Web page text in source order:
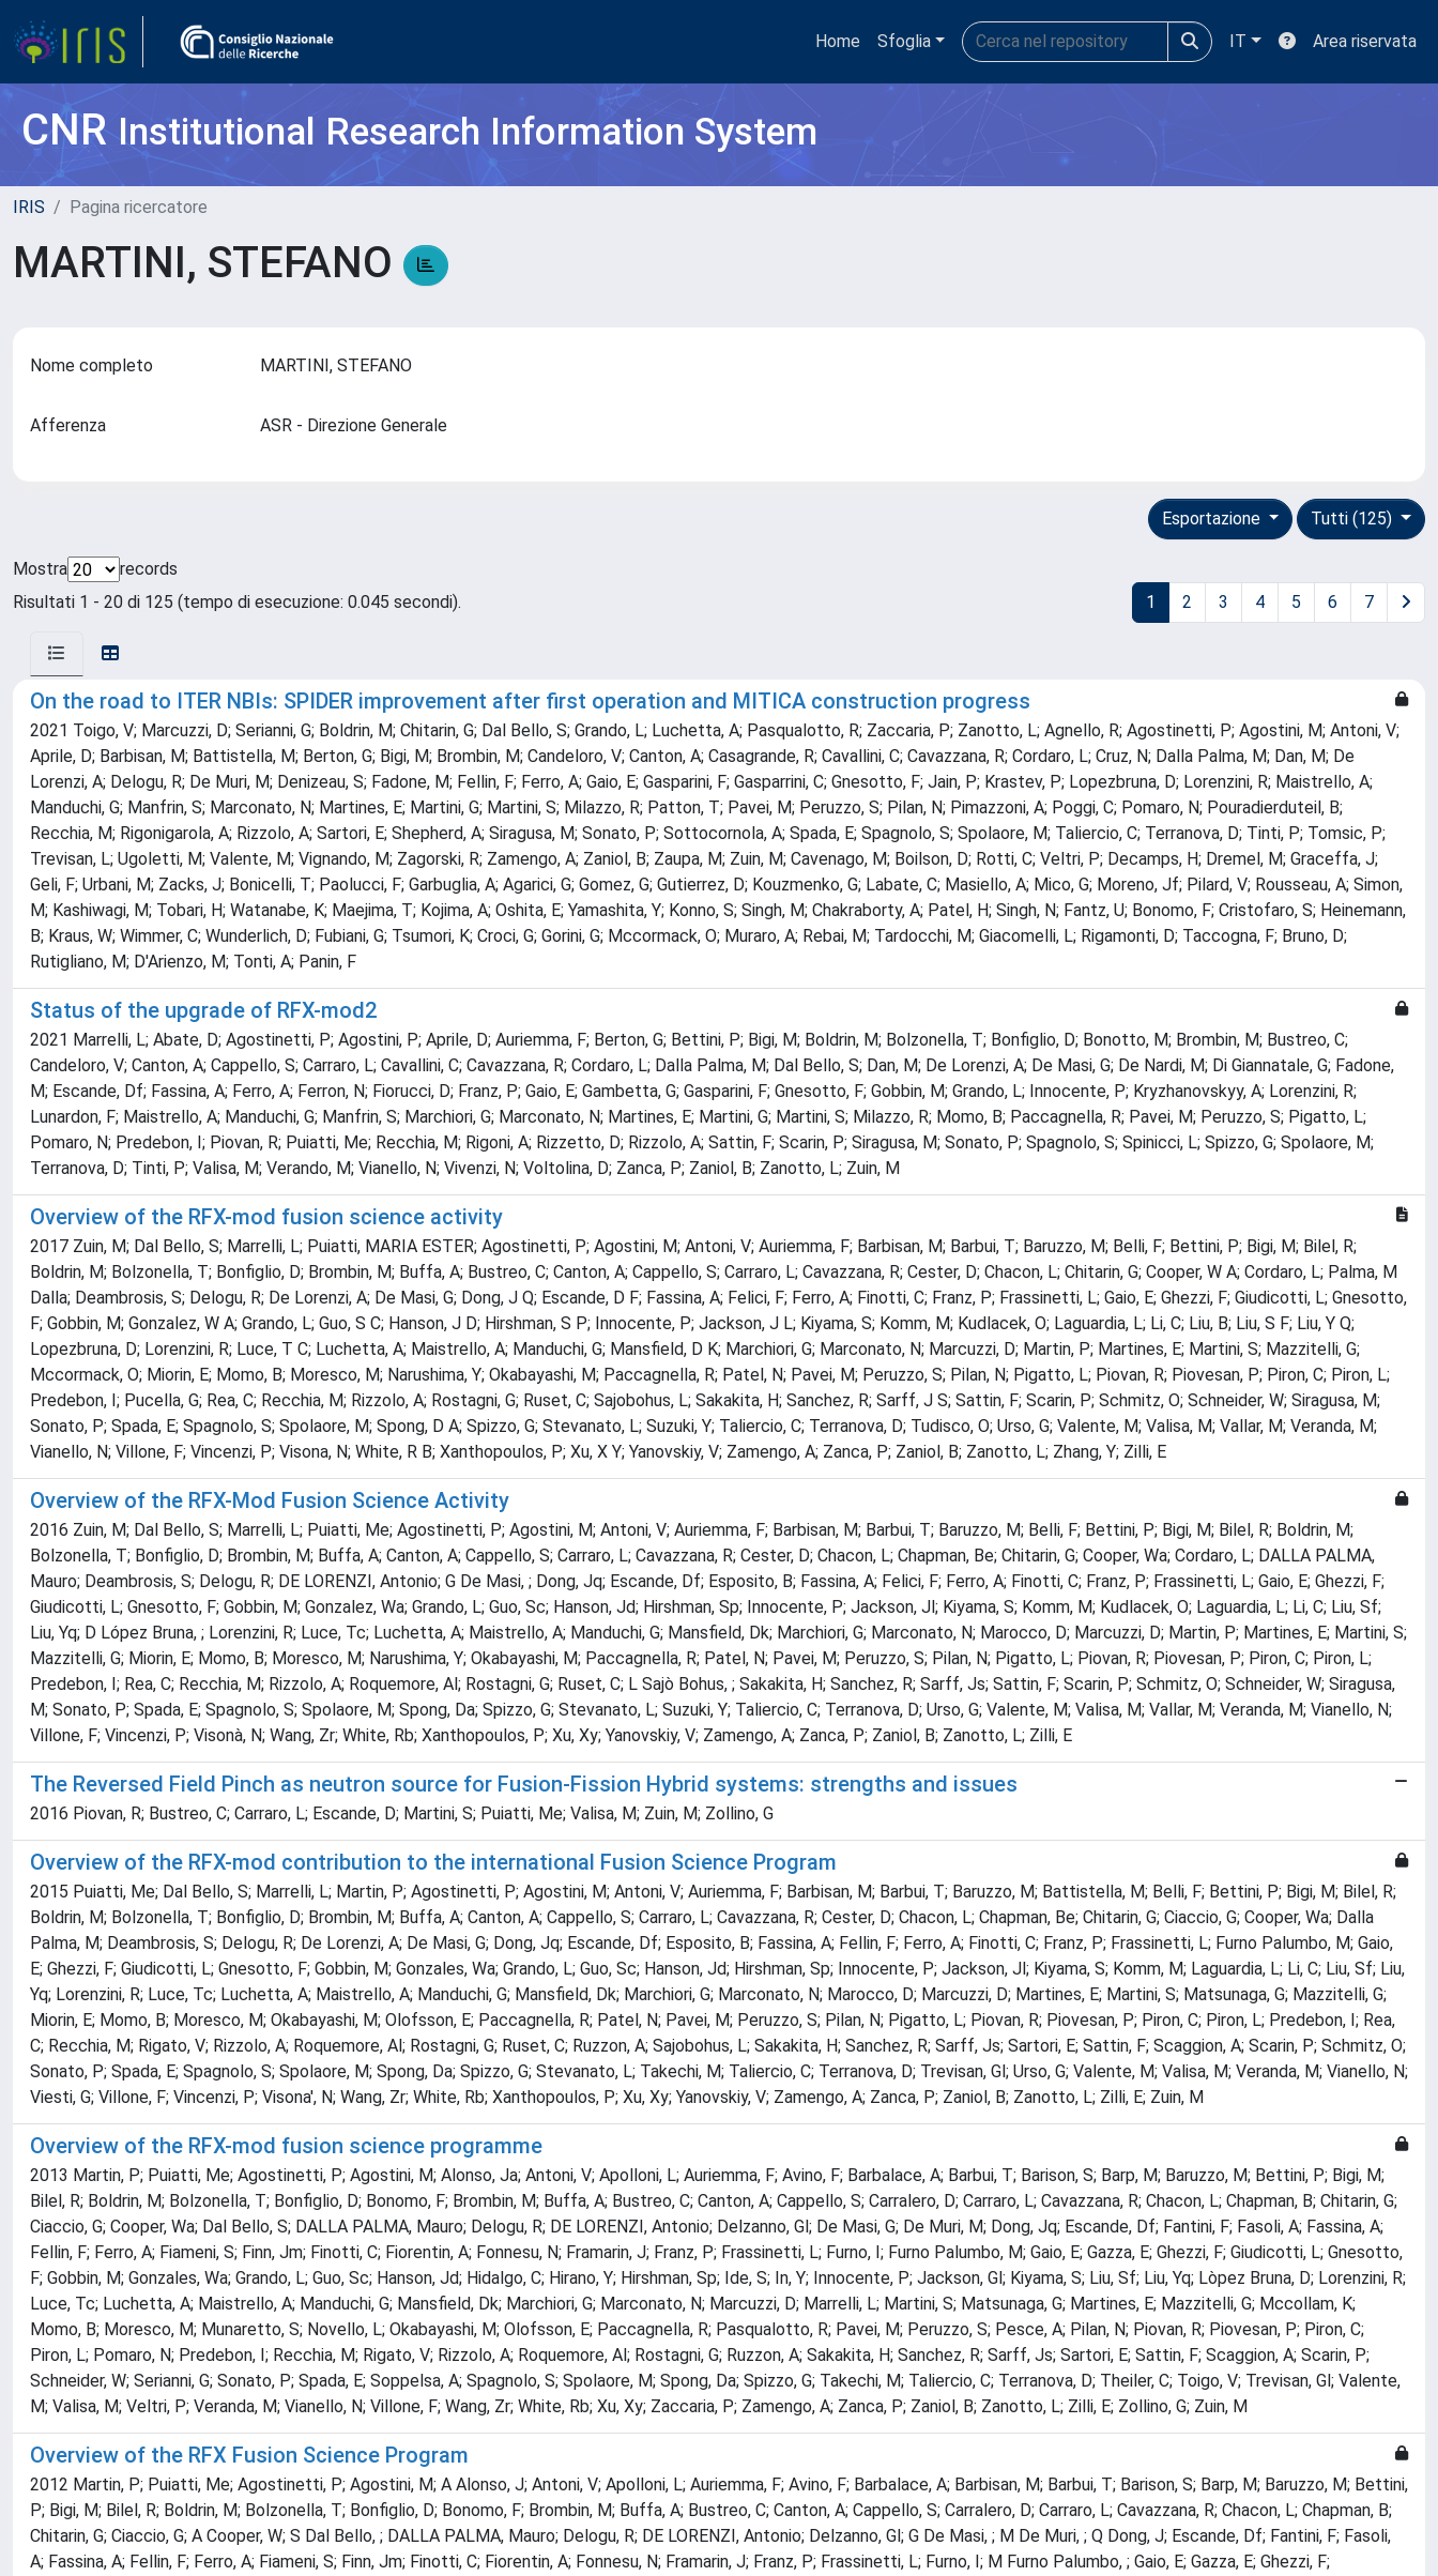
Home Sfoglia IT Area riservata
CNRInstitutional Research Information System
IRIS Pagina ricercatore
MARTINI, STEFANO
Nome completo MARTINI, STEFANO
Afferenza ASR - Direzione Generale
Tutti (125)
Esportazione
Mostra
records
Risultati 1 - 20 di 125 (tempo di esecuzione: 0.045 secondi).
1 2 3 4 5 6 7
On the road to ITER NBIs: SPIDER improvement after first operation and MITICA construction progress
2021 Toigo, V; Marcuzzi, D; Serianni, G; Boldrin, M; Chitarin, G; Dal Bello, S; Grando, L; Luchetta, A; Pasqualotto, R; Zaccaria, P; Zanotto, L; Agnello, R; Agostinetti, P; Agostini, M; Antoni, V;
Aprile, D; Barbisan, M; Battistella, M; Berton, G; Bigi, M; Brombin, M; Candeloro, V; Canton, A; Casagrande, R; Cavallini, C; Cavazzana, R; Cordaro, L; Cruz, N; Dalla Palma, M; Dan, M; De
Lorenzi, A; Delogu, R; De Muri, M; Denizeau, S; Fadone, M; Fellin, F; Ferro, A; Gaio, E; Gasparini, F; Gasparrini, C; Gnesotto, F; Jain, P; Krastev, P; Lopezbruna, D; Lorenzini, R; Maistrello, A;
Manduchi, G; Manfrin, S; Marconato, N; Martines, E; Martini, G; Martini, S; Milazzo, R; Patton, T; Pavei, M; Peruzzo, S; Pilan, N; Pimazzoni, A; Poggi, C; Pomaro, N; Pouradierduteil, B;
Recchia, M; Rigonigarola, A; Rizzolo, A; Sartori, E; Shepherd, A; Siragusa, M; Sonato, P; Sottocornola, A; Spada, E; Spagnolo, S; Spolaore, M; Taliercio, C; Terranova, D; Tinti, P; Tomsic, P;
Trevisan, L; Ugoletti, M; Valente, M; Vignando, M; Zagorski, R; Zamengo, A; Zaniol, B; Zaupa, M; Zuin, M; Cavenago, M; Boilson, D; Rotti, C; Veltri, P; Decamps, H; Dremel, M; Graceffa, J;
Geli, F; Urbani, M; Zacks, J; Bonicelli, T; Paolucci, F; Garbuglia, A; Agarici, G; Gomez, G; Gutierrez, D; Kouzmenko, G; Labate, C; Masiello, A; Mico, G; Moreno, Jf; Pilard, V; Rousseau, A; Simon,
M; Kashiwagi, M; Tobari, H; Watanabe, K; Maejima, T; Kojima, A; Oshita, E; Yamashita, Y; Konno, S; Singh, M; Chakraborty, A; Patel, H; Singh, N; Fantz, U; Bonomo, F; Cristofaro, S; Heinemann,
B; Kraus, W; Wimmer, C; Wunderlich, D; Fubiani, G; Tsumori, K; Croci, G; Gorini, G; Mccormack, O; Muraro, A; Rebai, M; Tardocchi, M; Giacomelli, L; Rigamonti, D; Taccogna, F; Bruno, D;
Rutigliano, M; D'Arienzo, M; Tonti, A; Panin, F
Status of the upgrade of RFX-mod2
2021 Marrelli, L; Abate, D; Agostinetti, P; Agostini, P; Aprile, D; Auriemma, F; Berton, G; Bettini, P; Bigi, M; Boldrin, M; Bolzonella, T; Bonfiglio, D; Bonotto, M; Brombin, M; Bustreo, C;
Candeloro, V; Canton, A; Cappello, S; Carraro, L; Cavallini, C; Cavazzana, R; Cordaro, L; Dalla Palma, M; Dal Bello, S; Dan, M; De Lorenzi, A; De Masi, G; De Nardi, M; Di Giannatale, G; Fadone,
M; Escande, Df; Fassina, A; Ferro, A; Ferron, N; Fiorucci, D; Franz, P; Gaio, E; Gambetta, G; Gasparini, F; Gnesotto, F; Gobbin, M; Grando, L; Innocente, P; Kryzhanovskyy, A; Lorenzini, R;
Lunardon, F; Maistrello, A; Manduchi, G; Manfrin, S; Marchiori, G; Marconato, N; Martines, E; Martini, G; Martini, S; Milazzo, R; Momo, B; Paccagnella, R; Pavei, M; Peruzzo, S; Pigatto, L;
Pomaro, N; Predebon, I; Piovan, R; Puiatti, Me; Recchia, M; Rigoni, A; Rizzetto, D; Rizzolo, A; Sattin, F; Scarin, P; Siragusa, M; Sonato, P; Spagnolo, S; Spinicci, L; Spizzo, G; Spolaore, M;
Terranova, D; Tinti, P; Valisa, M; Verando, M; Vianello, N; Vivenzi, N; Voltolina, D; Zanca, P; Zaniol, B; Zanotto, L; Zuin, M
Overview of the RFX-mod fusion science activity
2017 Zuin, M; Dal Bello, S; Marrelli, L; Puiatti, MARIA ESTER; Agostinetti, P; Agostini, M; Antoni, V; Auriemma, F; Barbisan, M; Barbui, T; Baruzzo, M; Belli, F; Bettini, P; Bigi, M; Bilel, R;
Boldrin, M; Bolzonella, T; Bonfiglio, D; Brombin, M; Buffa, A; Bustreo, C; Canton, A; Cappello, S; Carraro, L; Cavazzana, R; Cester, D; Chacon, L; Chitarin, G; Cooper, W A; Cordaro, L; Palma, M
Dalla; Deambrosis, S; Delogu, R; De Lorenzi, A; De Masi, G; Dong, J Q; Escande, D F; Fassina, A; Felici, F; Ferro, A; Finotti, C; Franz, P; Frassinetti, L; Gaio, E; Ghezzi, F; Giudicotti, L; Gnesotto,
F; Gobbin, M; Gonzalez, W A; Grando, L; Guo, S C; Hanson, J D; Hirshman, S P; Innocente, P; Jackson, J L; Kiyama, S; Komm, M; Kudlacek, O; Laguardia, L; Li, C; Liu, B; Liu, S F; Liu, Y Q;
Lopezbruna, D; Lorenzini, R; Luce, T C; Luchetta, A; Maistrello, A; Manduchi, G; Mansfield, D K; Marchiori, G; Marconato, N; Marcuzzi, D; Martin, P; Martines, E; Martini, S; Mazzitelli, G;
Mccormack, O; Miorin, E; Momo, B; Moresco, M; Narushima, Y; Okabayashi, M; Paccagnella, R; Patel, N; Pavei, M; Peruzzo, S; Pilan, N; Pigatto, L; Piovan, R; Piovesan, P; Piron, C; Piron, L;
Predebon, I; Pucella, G; Rea, C; Recchia, M; Rizzolo, A; Rostagni, G; Ruset, C; Sajobohus, L; Sakakita, H; Sanchez, R; Sarff, J S; Sattin, F; Scarin, P; Schmitz, O; Schneider, W; Siragusa, M;
Sonato, P; Spada, E; Spagnolo, S; Spolaore, M; Spong, D A; Spizzo, G; Stevanato, L; Suzuki, Y; Taliercio, C; Terranova, D; Tudisco, O; Urso, G; Valente, M; Valisa, M; Vallar, M; Veranda, M;
Vianello, N; Villone, F; Vincenzi, P; Visona, N; White, R B; Xanthopoulos, P; Xu, X Y; Yanovskiy, V; Zamengo, A; Zanca, P; Zaniol, B; Zanotto, L; Zhang, Y; Zilli, E
Overview of the RFX-Mod Fusion Science Activity
2016 Zuin, M; Dal Bello, S; Marrelli, L; Puiatti, Me; Agostinetti, P; Agostini, M; Antoni, V; Auriemma, F; Barbisan, M; Barbui, T; Baruzzo, M; Belli, F; Bettini, P; Bigi, M; Bilel, R; Boldrin, M;
Bolzonella, T; Bonfiglio, D; Brombin, M; Buffa, A; Canton, A; Cappello, S; Carraro, L; Cavazzana, R; Cester, D; Chacon, L; Chapman, Be; Chitarin, G; Cooper, Wa; Cordaro, L; DALLA PALMA,
Mauro; Deambrosis, S; Delogu, R; DE LORENZI, Antonio; G De Masi, ; Dong, Jq; Escande, Df; Esposito, B; Fassina, A; Felici, F; Ferro, A; Finotti, C; Franz, P; Frassinetti, L; Gaio, E; Ghezzi, F;
Giudicotti, L; Gnesotto, F; Gobbin, M; Gonzalez, Wa; Grando, L; Guo, Sc; Hanson, Jd; Hirshman, Sp; Innocente, P; Jackson, Jl; Kiyama, S; Komm, M; Kudlacek, O; Laguardia, L; Li, C; Liu, Sf;
Liu, Yq; D López Bruna, ; Lorenzini, R; Luce, Tc; Luchetta, A; Maistrello, A; Manduchi, G; Mansfield, Dk; Marchiori, G; Marconato, N; Marocco, D; Marcuzzi, D; Martin, P; Martines, E; Martini, S;
Mazzitelli, G; Miorin, E; Momo, B; Moresco, M; Narushima, Y; Okabayashi, M; Paccagnella, R; Patel, N; Pavei, M; Peruzzo, S; Pilan, N; Pigatto, L; Piovan, R; Piovesan, P; Piron, C; Piron, L;
Predebon, I; Rea, C; Recchia, M; Rizzolo, A; Roquemore, Al; Rostagni, G; Ruset, C; L Sajò Bohus, ; Sakakita, H; Sanchez, R; Sarff, Js; Sattin, F; Scarin, P; Schmitz, O; Schneider, W; Siragusa,
M; Sonato, P; Spada, E; Spagnolo, S; Spolaore, M; Spong, Da; Spizzo, G; Stevanato, L; Suzuki, Y; Taliercio, C; Terranova, D; Urso, G; Valente, M; Valisa, M; Vallar, M; Veranda, M; Vianello, N;
Villone, F; Vincenzi, P; Visonà, N; Wang, Zr; White, Rb; Xanthopoulos, P; Xu, Xy; Yanovskiy, V; Zamengo, A; Zanca, P; Zaniol, B; Zanotto, L; Zilli, E
The Reversed Field Pinch as neutron source for Fusion-Fission Hybrid systems: strengths and issues
2016 Piovan, R; Bustreo, C; Carraro, L; Escande, D; Martini, S; Puiatti, Me; Valisa, M; Zuin, M; Zollino, G
Overview of the RFX-mod contribution to the international Fusion Science Program
2015 Puiatti, Me; Dal Bello, S; Marrelli, L; Martin, P; Agostinetti, P; Agostini, M; Antoni, V; Auriemma, F; Barbisan, M; Barbui, T; Baruzzo, M; Battistella, M; Belli, F; Bettini, P; Bigi, M; Bilel, R;
Boldrin, M; Bolzonella, T; Bonfiglio, D; Brombin, M; Buffa, A; Canton, A; Cappello, S; Carraro, L; Cavazzana, R; Cester, D; Chacon, L; Chapman, Be; Chitarin, G; Ciaccio, G; Cooper, Wa; Dalla
Palma, M; Deambrosis, S; Delogu, R; De Lorenzi, A; De Masi, G; Dong, Jq; Escande, Df; Esposito, B; Fassina, A; Fellin, F; Ferro, A; Finotti, C; Franz, P; Frassinetti, L; Furno Palumbo, M; Gaio,
E; Ghezzi, F; Giudicotti, L; Gnesotto, F; Gobbin, M; Gonzales, Wa; Grando, L; Guo, Sc; Hanson, Jd; Hirshman, Sp; Innocente, P; Jackson, Jl; Kiyama, S; Komm, M; Laguardia, L; Li, C; Liu, Sf; Liu,
Yq; Lorenzini, R; Luce, Tc; Luchetta, A; Maistrello, A; Manduchi, G; Mansfield, Dk; Marchiori, G; Marconato, N; Marocco, D; Marcuzzi, D; Martines, E; Martini, S; Matsunaga, G; Mazzitelli, G;
Miorin, E; Momo, B; Moresco, M; Okabayashi, M; Olofsson, E; Paccagnella, R; Patel, N; Pavei, M; Peruzzo, S; Pilan, N; Pigatto, L; Piovan, R; Piovesan, P; Piron, C; Piron, L; Predebon, I; Rea,
C; Recchia, M; Rigato, V; Rizzolo, A; Roquemore, Al; Rostagni, G; Ruset, C; Ruzzon, A; Sajobohus, L; Sakakita, H; Sanchez, R; Sarff, Js; Sartori, E; Sattin, F; Scaggion, A; Scarin, P; Schmitz, O;
Sonato, P; Spada, E; Spagnolo, S; Spolaore, M; Spong, Da; Spizzo, G; Stevanato, L; Takechi, M; Taliercio, C; Terranova, D; Trevisan, Gl; Urso, G; Valente, M; Valisa, M; Veranda, M; Vianello, N;
Viesti, G; Villone, F; Vincenzi, P; Visona', N; Wang, Zr; White, Rb; Xanthopoulos, P; Xu, Xy; Yanovskiy, V; Zamengo, A; Zanca, P; Zaniol, B; Zanotto, L; Zilli, E; Zuin, M
Overview of the RFX-mod fusion science programme
2013 Martin, P; Puiatti, Me; Agostinetti, P; Agostini, M; Alonso, Ja; Antoni, V; Apolloni, L; Auriemma, F; Avino, F; Barbalace, A; Barbui, T; Barison, S; Barp, M; Baruzzo, M; Bettini, P; Bigi, M;
Bilel, R; Boldrin, M; Bolzonella, T; Bonfiglio, D; Bonomo, F; Brombin, M; Buffa, A; Bustreo, C; Canton, A; Cappello, S; Carralero, D; Carraro, L; Cavazzana, R; Chacon, L; Chapman, B; Chitarin, G;
Ciaccio, G; Cooper, Wa; Dal Bello, S; DALLA PALMA, Mauro; Delogu, R; DE LORENZI, Antonio; Delzanno, Gl; De Masi, G; De Muri, M; Dong, Jq; Escande, Df; Fantini, F; Fasoli, A; Fassina, A;
Fellin, F; Ferro, A; Fiameni, S; Finn, Jm; Finotti, C; Fiorentin, A; Fonnesu, N; Framarin, J; Franz, P; Frassinetti, L; Furno, I; Furno Palumbo, M; Gaio, E; Gazza, E; Ghezzi, F; Giudicotti, L; Gnesotto,
F; Gobbin, M; Gonzales, Wa; Grando, L; Guo, Sc; Hanson, Jd; Hidalgo, C; Hirano, Y; Hirshman, Sp; Ide, S; In, Y; Innocente, P; Jackson, Gl; Kiyama, S; Liu, Sf; Liu, Yq; Lòpez Bruna, D; Lorenzini, R;
Luce, Tc; Luchetta, A; Maistrello, A; Manduchi, G; Mansfield, Dk; Marchiori, G; Marconato, N; Marcuzzi, D; Marrelli, L; Martini, S; Matsunaga, G; Martines, E; Mazzitelli, G; Mccollam, K;
Momo, B; Moresco, M; Munaretto, S; Novello, L; Okabayashi, M; Olofsson, E; Paccagnella, R; Pasqualotto, R; Pavei, M; Peruzzo, S; Pesce, A; Pilan, N; Piovan, R; Piovesan, P; Piron, C;
Piron, L; Pomaro, N; Predebon, I; Recchia, M; Rigato, V; Rizzolo, A; Roquemore, Al; Rostagni, G; Ruzzon, A; Sakakita, H; Sanchez, R; Sarff, Js; Sartori, E; Sattin, F; Scaggion, A; Scarin, P;
Schneider, W; Serianni, G; Sonato, P; Spada, E; Soppelsa, A; Spagnolo, S; Spolaore, M; Spong, Da; Spizzo, G; Takechi, M; Taliercio, C; Terranova, D; Theiler, C; Toigo, V; Trevisan, Gl; Valente,
M; Valisa, M; Veltri, P; Veranda, M; Vianello, N; Villone, F; Wang, Zr; White, Rb; Xu, Xy; Zaccaria, P; Zamengo, A; Zanca, P; Zaniol, B; Zanotto, L; Zilli, E; Zollino, G; Zuin, M
Overview of the RFX Fusion Science Program
2012 Martin, P; Puiatti, Me; Agostinetti, P; Agostini, M; A Alonso, J; Antoni, V; Apolloni, L; Auriemma, F; Avino, F; Barbalace, A; Barbisan, M; Barbui, T; Barison, S; Barp, M; Baruzzo, M; Bettini,
P; Bigi, M; Bilel, R; Boldrin, M; Bolzonella, T; Bonfiglio, D; Bonomo, F; Brombin, M; Buffa, A; Bustreo, C; Canton, A; Cappello, S; Carralero, D; Carraro, L; Cavazzana, R; Chacon, L; Chapman, B;
Chitarin, G; Ciaccio, G; A Cooper, W; S Dal Bello, ; DALLA PALMA, Mauro; Delogu, R; DE LORENZI, Antonio; Delzanno, Gl; G De Masi, ; M De Muri, ; Q Dong, J; Escande, Df; Fantini, F; Fasoli,
A; Fassina, A; Fellin, F; Ferro, A; Fiameni, S; Finn, Jm; Finotti, C; Fiorentin, A; Fonnesu, N; Framarin, J; Franz, P; Frassinetti, L; Furno, I; M Furno Palumbo, ; Gaio, E; Gazza, E; Ghezzi, F;